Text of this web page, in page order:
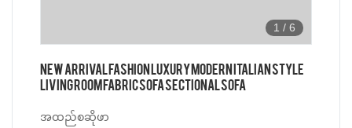
1 / 6
New Arrival Fashion Luxury Modern Italian Style
Living Room Fabric Sofa Sectional sofa
အထည်စဆိုဖာ